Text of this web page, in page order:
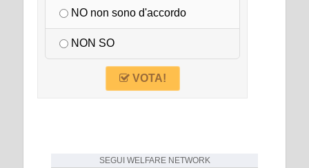
NO non sono d'accordo
NON SO
VOTA!
SEGUI WELFARE NETWORK